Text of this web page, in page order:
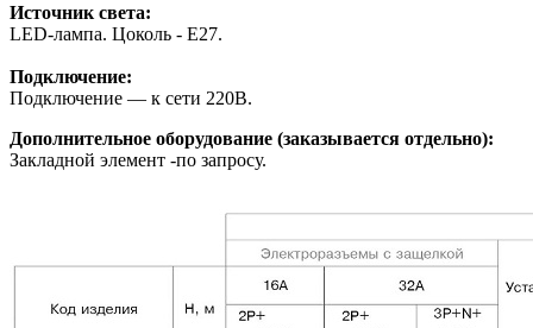
Источник света:
LED-лампа. Цоколь - E27.
Подключение:
Подключение — к сети 220В.
Дополнительное оборудование (заказывается отдельно):
Закладной элемент -по запросу.